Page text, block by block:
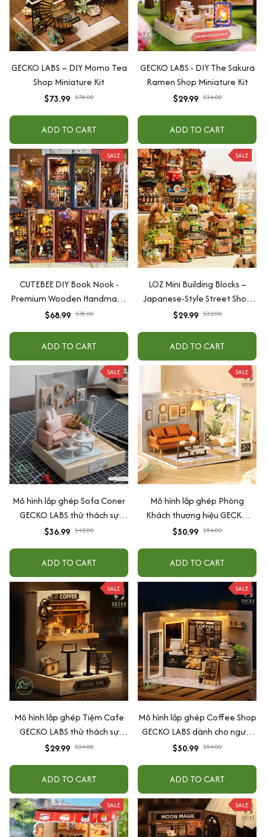
GECKO LABS – DIY Momo Tea
Shop Miniature Kit
$73.99 $78.00
ADD TO CART
GECKO LABS - DIY The Sakura
Ramen Shop Miniature Kit
$29.99 $34.00
ADD TO CART
SALE
CUTEBEE DIY Book Nook -
Premium Wooden Handmade
Mounting Model
$68.99 $76.00
ADD TO CART
SALE
LOZ Mini Building Blocks –
Japanese-Style Street Shop
Mode
$29.99 $32.00
ADD TO CART
SALE
Mô hình lắp ghép Sofa Coner
GECKO LABS thử thách sự
khéo léo
$36.99 $42.00
ADD TO CART
SALE
Mô hình lắp ghép Phòng
Khách thương hiệu GECKO
LABS thử thách sự khéo léo
$50.99 $54.00
ADD TO CART
SALE
Mô hình lắp ghép Tiệm Cafe
GECKO LABS thử thách sự
khéo léo, giải tỏa căng thẳng
$29.99 $34.00
ADD TO CART
SALE
Mô hình lắp ghép Coffee Shop
GECKO LABS dành cho người
lớn khéo tay
$50.99 $54.00
ADD TO CART
SALE SALE